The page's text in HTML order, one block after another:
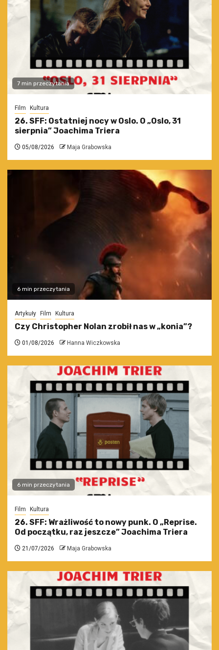
7 min przeczytania
Film Kultura
26. SFF: Ostatniej nocy w Oslo. O „Oslo, 31
sierpnia” Joachima Triera
05/08/2026 Maja Grabowska
6 min przeczytania
Artykuły Film Kultura
Czy Christopher Nolan zrobił nas w „konia”?
01/08/2026 Hanna Wiczkowska
6 min przeczytania
Film Kultura
26. SFF: Wrażliwość to nowy punk. O „Reprise.
Od początku, raz jeszcze” Joachima Triera
21/07/2026 Maja Grabowska